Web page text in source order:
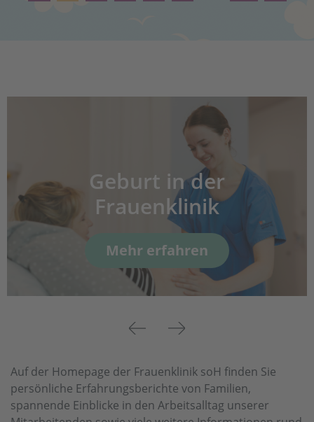
Previous
Geburt in der
Frauenklinik
Mehr erfahren
Next
Auf der Homepage der Frauenklinik soH finden Sie
persönliche Erfahrungsberichte von Familien,
spannende Einblicke in den Arbeitsalltag unserer